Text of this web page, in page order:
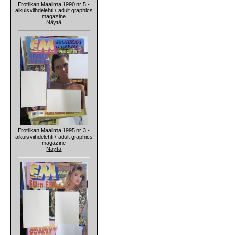
Erotiikan Maailma 1990 nr 5 -
aikuisviihdelehti / adult graphics
magazine
Näytä
Erotiikan Maailma 1995 nr 3 -
aikuisviihdelehti / adult graphics
magazine
Näytä